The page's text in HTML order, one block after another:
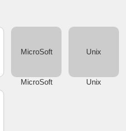
MicroSoft
MicroSoft
Unix
Unix